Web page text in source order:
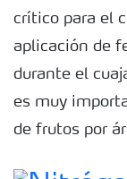
Deficiencias
crítico para el
aplicación de
durante el
es muy
de frutos por